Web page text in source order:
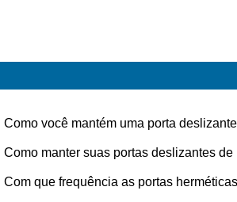
Como você mantém uma porta
Como manter suas portas deslizantes
longevidade
Com que frequência as portas